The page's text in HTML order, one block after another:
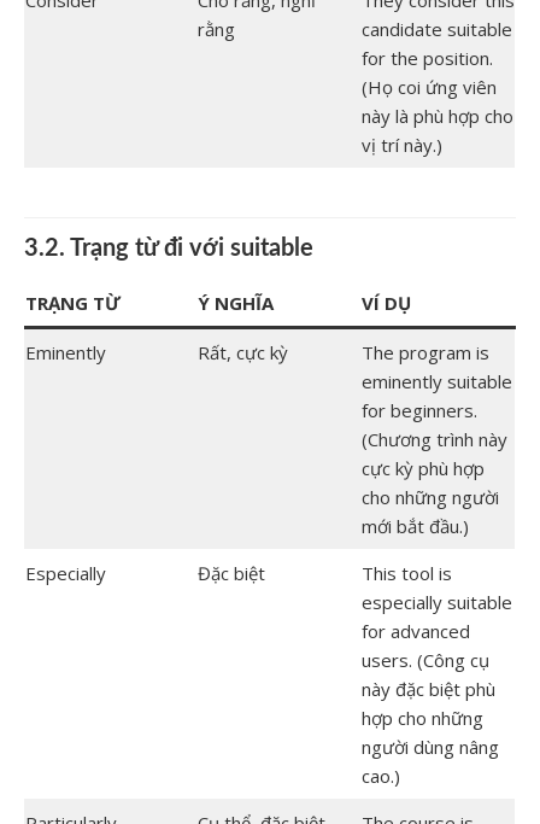
rằng
candidate suitable
for the position.
(Họ coi ứng viên
này là phù hợp cho
vị trí này.)
3.2. Trạng từ đi với suitable
TRẠNG TỪ Ý NGHĨA VÍ DỤ
Eminently Rất, cực kỳ
The program is
eminently suitable
for beginners.
(Chương trình này
cực kỳ phù hợp
cho những người
mới bắt đầu.)
Especially
Đặc biệt
This tool is
especially suitable
for advanced
users. (Công cụ
này đặc biệt phù
hợp cho những
người dùng nâng
cao.)